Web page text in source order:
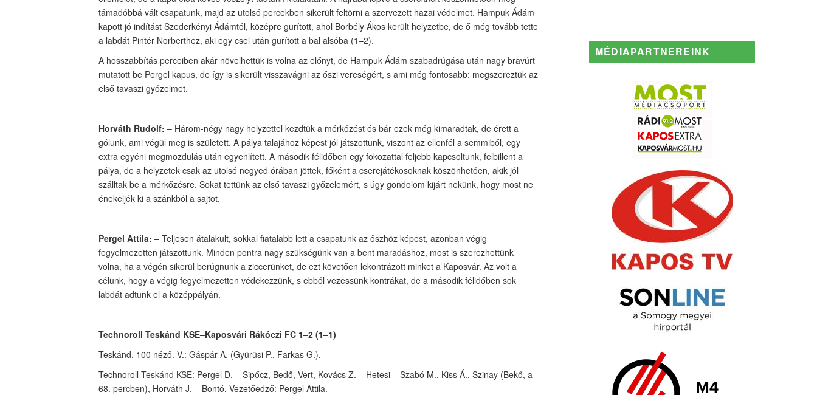
támadóbbá vált csapatunk, majd az utolsó percekben sikerült feltörni a szervezett hazai védelmet. Hampuk Ádám
kapott jó indítást Szederkényi Ádámtól, középre gurított, ahol Borbély Ákos került helyzetbe, de ő még tovább tette
a labdát Pintér Norberthez, aki egy csel után gurított a bal alsóba (1–2).
A hosszabbítás perceiben akár növelhettük is volna az előnyt, de Hampuk Ádám szabadrúgása után nagy bravúrt
mutatott be Pergel kapus, de így is sikerült visszavágni az őszi vereségért, s ami még fontosabb: megszereztük az
első tavaszi győzelmet.
Horváth Rudolf: – Három-négy nagy helyzettel kezdtük a mérkőzést és bár ezek még kimaradtak, de érett a
gólunk, ami végül meg is született. A pálya talajához képest jól játszottunk, viszont az ellenfél a semmiből, egy
extra egyéni megmozdulás után egyenlített. A második félidőben egy fokozattal feljebb kapcsoltunk, felbillent a
pálya, de a helyzetek csak az utolsó negyed órában jöttek, főként a cserejátékosoknak köszönhetően, akik jól
szálltak be a mérkőzésre. Sokat tettünk az első tavaszi győzelemért, s úgy gondolom kijárt nekünk, hogy most ne
énekeljék ki a szánkból a sajtot.
Pergel Attila: – Teljesen átalakult, sokkal fiatalabb lett a csapatunk az őszhöz képest, azonban végig
fegyelmezetten játszottunk. Minden pontra nagy szükségünk van a bent maradáshoz, most is szerezhettünk
volna, ha a végén sikerül berúgnunk a ziccerünket, de ezt követően lekontrázott minket a Kaposvár. Az volt a
célunk, hogy a végig fegyelmezetten védekezzünk, s ebből vezessünk kontrákat, de a második félidőben sok
labdát adtunk el a középpályán.
Technoroll Teskánd KSE–Kaposvári Rákóczi FC 1–2 (1–1)
Teskánd, 100 néző. V.: Gáspár A. (Gyürüsi P., Farkas G.).
Technoroll Teskánd KSE: Pergel D. – Sipőcz, Bedő, Vert, Kovács Z. – Hetesi – Szabó M., Kiss Á., Szinay (Bekő, a
68. percben), Horváth J. – Bontó. Vezetőedző: Pergel Attila.
MÉDIAPARTNEREINK